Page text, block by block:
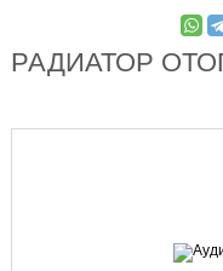
РАДИАТОР